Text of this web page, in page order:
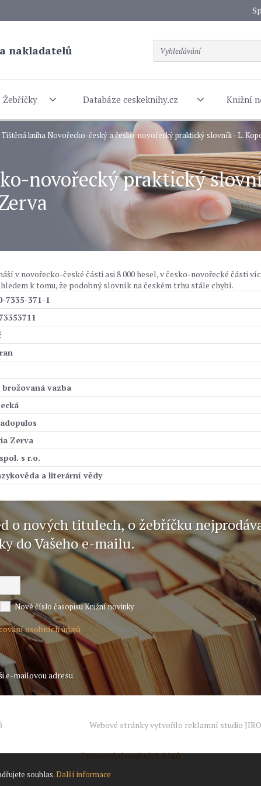
nakladatelů
Žebříčky Databáze ceskeknihy.cz Knižní
Tištěná kniha Novořecko-český a česko-novořecký praktický slovník - L.
novořecký praktický
v novořecko-české části asi 8 000 hesel, v česko-novořecké části
k tomu, že podobný slovník na českém trhu stále chybí.
7335-371-1
vazba
Zerva
s r.o.
a literární vědy
o nových titulech, o žebříčku
do Vašeho e-mailu.
Nové číslo časopisu Knižní novinky
osobních údajů
e-mailovou adresu.
Webové stránky vytvořilo reklamní studio
Zpracování osobních údajů
souhlas.Další informace